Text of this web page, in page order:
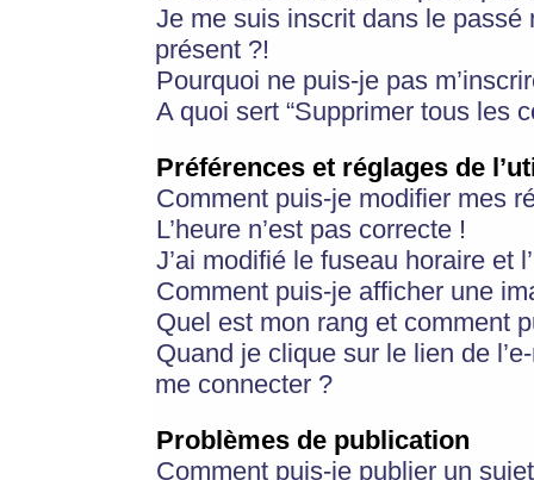
Je me suis inscrit dans le
présent ?!
Pourquoi ne puis-je pas
A quoi sert “Supprimer tous les
Préférences et réglages de
Comment puis-je modifier mes
L’heure n’est pas correcte !
J’ai modifié le fuseau horaire et
Comment puis-je afficher une
Quel est mon rang et comment
Quand je clique sur le lien de
me connecter ?
Problèmes de publication
Comment puis-je publier un